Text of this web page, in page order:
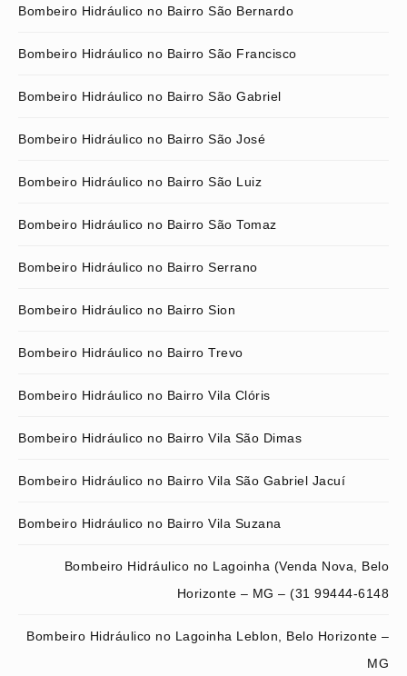
Bombeiro Hidráulico no Bairro São Bernardo
Bombeiro Hidráulico no Bairro São Francisco
Bombeiro Hidráulico no Bairro São Gabriel
Bombeiro Hidráulico no Bairro São José
Bombeiro Hidráulico no Bairro São Luiz
Bombeiro Hidráulico no Bairro São Tomaz
Bombeiro Hidráulico no Bairro Serrano
Bombeiro Hidráulico no Bairro Sion
Bombeiro Hidráulico no Bairro Trevo
Bombeiro Hidráulico no Bairro Vila Clóris
Bombeiro Hidráulico no Bairro Vila São Dimas
Bombeiro Hidráulico no Bairro Vila São Gabriel Jacuí
Bombeiro Hidráulico no Bairro Vila Suzana
Bombeiro Hidráulico no Lagoinha (Venda Nova, Belo
Horizonte – MG – (31 99444-6148
Bombeiro Hidráulico no Lagoinha Leblon, Belo Horizonte –
MG